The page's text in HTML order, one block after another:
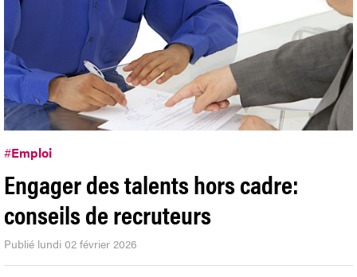
#Emploi
Engager des talents hors cadre:
conseils de recruteurs
Publié lundi 02 février 2026